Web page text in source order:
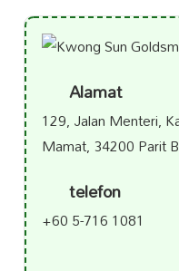
Alamat
129, Jalan Menteri,
Mamat, 34200 Parit
telefon
+60 5-716 1081